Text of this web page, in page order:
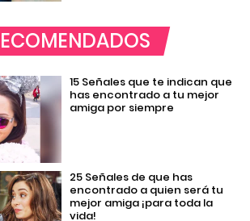
15 Señales que te indican que
has encontrado a tu mejor
amiga por siempre
25 Señales de que has
encontrado a quien será tu
mejor amiga ¡para toda la
vida!